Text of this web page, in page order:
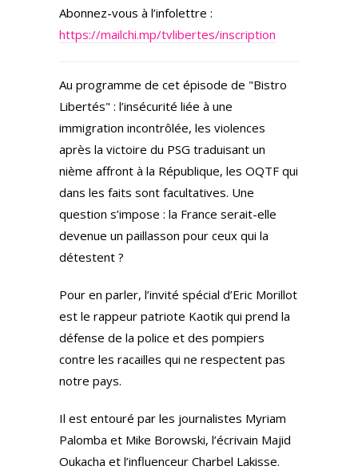
a
Abonnez-vous à l’infolettre :
https://mailchi.mp/tvlibertes/inscription
Au programme de cet épisode de "Bistro
Libertés" : l’insécurité liée à une
immigration incontrôlée, les violences
après la victoire du PSG traduisant un
nième affront à la République, les OQTF qui
dans les faits sont facultatives. Une
question s’impose : la France serait-elle
devenue un paillasson pour ceux qui la
détestent ?
Pour en parler, l’invité spécial d’Eric Morillot
est le rappeur patriote Kaotik qui prend la
défense de la police et des pompiers
contre les racailles qui ne respectent pas
notre pays.
Il est entouré par les journalistes Myriam
Palomba et Mike Borowski, l’écrivain Majid
Oukacha et l’influenceur Charbel Lakisse.